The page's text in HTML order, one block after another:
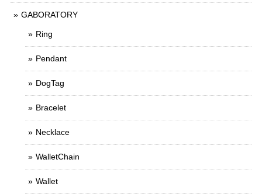
GABORATORY
Ring
Pendant
DogTag
Bracelet
Necklace
WalletChain
Wallet